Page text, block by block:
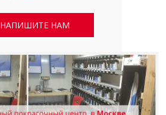
НАПИШИТЕ НАМ